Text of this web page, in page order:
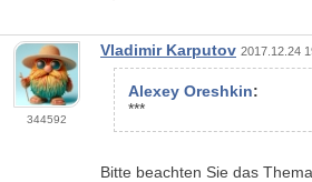
344592
Vladimir Karputov 2017.12.24
Alexey Oreshkin:
***
Bitte beachten Sie das